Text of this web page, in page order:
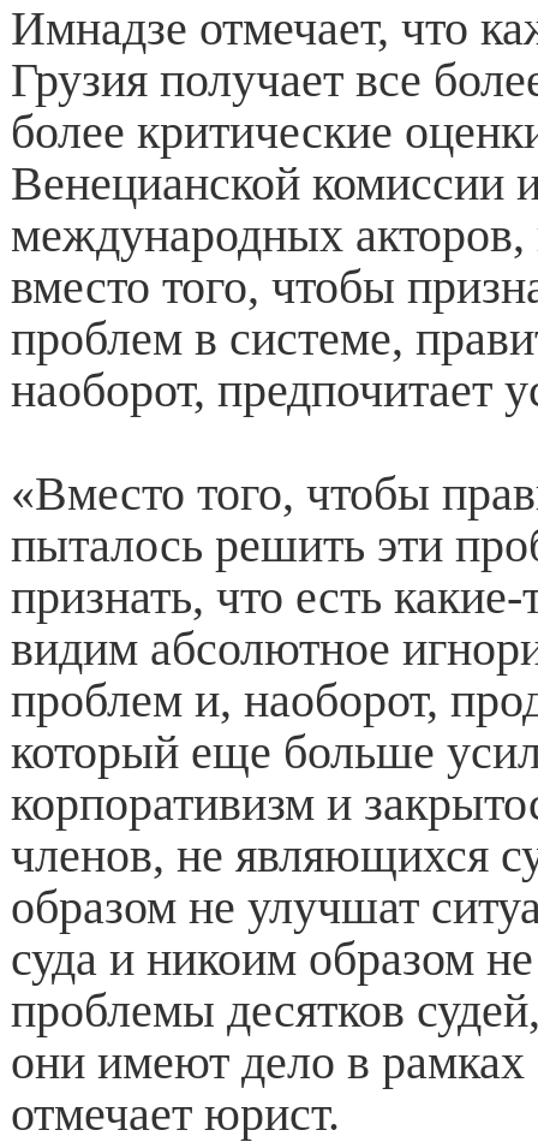
Имнадзе отмечает, что
Грузия получает все
более критические
Венецианской комиссии
международных
вместо того, чтобы
проблем в системе,
наоборот, предпочитает
«Вместо того, чтобы
пыталось решить эти
признать, что есть
видим абсолютное
проблем и, наоборот,
который еще больше
корпоративизм и
членов, не являющихся
образом не улучшат
суда и никоим образом
проблемы десятков
они имеют дело в
отмечает юрист.